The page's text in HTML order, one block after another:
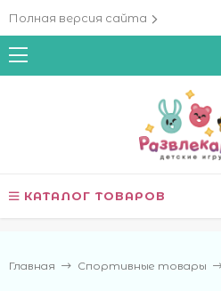
Полная версия сайта
КАТАЛОГ ТОВАРОВ
Главная Спортивные товары